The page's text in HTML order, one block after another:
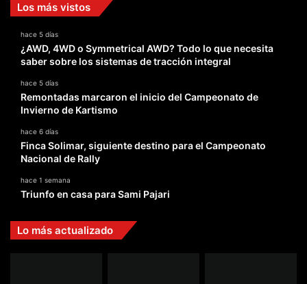
Los más vistos
hace 5 días
¿AWD, 4WD o Symmetrical AWD? Todo lo que necesita
saber sobre los sistemas de tracción integral
hace 5 días
Remontadas marcaron el inicio del Campeonato de
Invierno de Kartismo
hace 6 días
Finca Solimar, siguiente destino para el Campeonato
Nacional de Rally
hace 1 semana
Triunfo en casa para Sami Pajari
Lo más actualizado